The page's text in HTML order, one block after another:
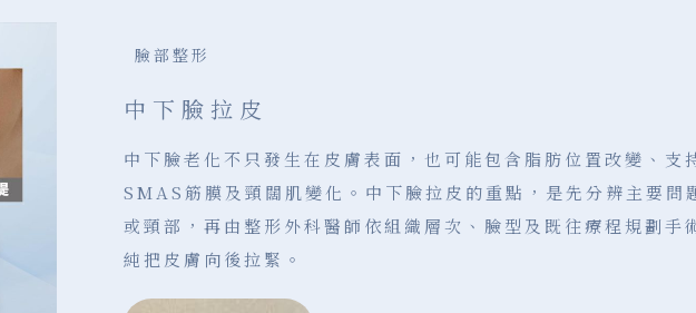
臉部整形
中下臉拉皮
中下臉老化不只發生在皮膚表面，也可能包含脂肪位置改變、支
SMAS筋膜及頸闊肌變化。中下臉拉皮的重點，是先分辨主要問
或頸部，再由整形外科醫師依組織層次、臉型及既往療程規劃手
純把皮膚向後拉緊。